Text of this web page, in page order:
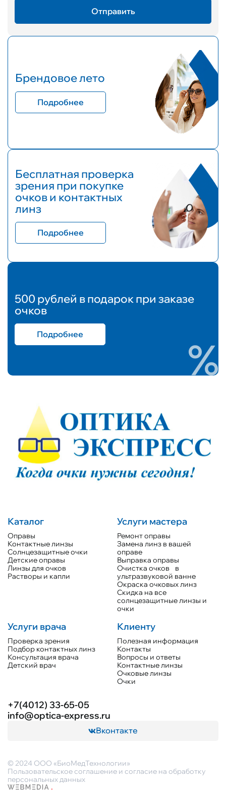
Брендовое лето
Подробнее
Бесплатная проверка
зрения при покупке
очков и контактных
линз
Подробнее
500 рублей в подарок при заказе
очков
Подробнее
Каталог
Оправы
Контактные линзы
Солнцезащитные очки
Детские оправы
Линзы для очков
Растворы и капли
Услуги мастера
Ремонт оправы
Замена линз в вашей
оправе
Выправка оправы
Очистка очков в
ультразвуковой ванне
Окраска очковых линз
Скидка на все
солнцезащитные линзы и
очки
Услуги врача
Проверка зрения
Подбор контактных линз
Консультация врача
Детский врач
Клиенту
Полезная информация
Контакты
Вопросы и ответы
Контактные линзы
Очковые линзы
Очки
+7(4012) 33-65-05
info@optica-express.ru
Вконтакте
© 2024 ООО «БиоМедТехнологии»
Пользовательское соглашение и согласие на обработку
персональных данных